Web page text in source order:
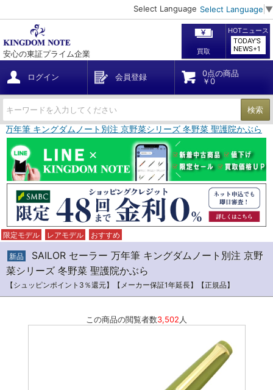
Select Language Select Language ▼
安心の東証プライム企業 買取
HOTニュース
TODAY'S
NEWS+1
ログイン 会員登録
0点の商品
￥0
検索
万年筆 キングダムノート別注 京野菜シリーズ 冬野菜 聖護院かぶら
限定モデル レアモデル おすすめ
新品
SAILOR セーラー 万年筆 キングダムノート別注 京野
菜シリーズ 冬野菜 聖護院かぶら
【シュッピンポイント3％還元】【メーカー保証1年延長】【正規品】
この商品の閲覧者数3,502 人